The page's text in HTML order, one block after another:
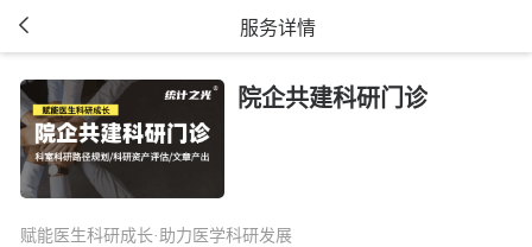
服务详情
院企共建科研门诊
赋能医生科研成长·助力医学科研发展